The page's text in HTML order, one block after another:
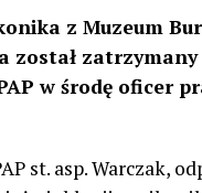
z Muzeum
został
w środę oficer
st. asp. Warczak,